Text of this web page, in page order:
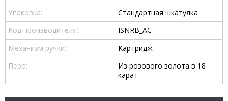
Упаковка:
Стандартная шкатулка
Код производителя:
ISNRB_AC
Механизм ручки:
Картридж
Перо:
Из розового золота в 18
карат